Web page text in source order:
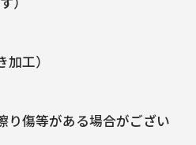
工）
り傷等がある場合がござい